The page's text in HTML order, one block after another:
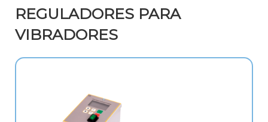
REGULADORES PARA
VIBRADORES